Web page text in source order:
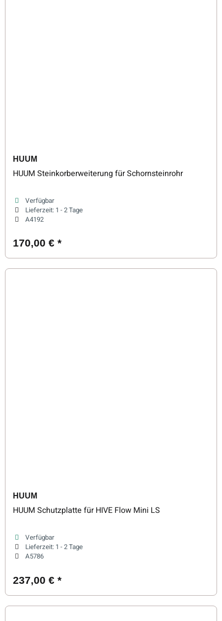
HUUM
HUUM Steinkorberweiterung für Schornsteinrohr
Verfügbar
Lieferzeit: 1 - 2 Tage
A4192
170,00 € *
HUUM
HUUM Schutzplatte für HIVE Flow Mini LS
Verfügbar
Lieferzeit: 1 - 2 Tage
A5786
237,00 € *